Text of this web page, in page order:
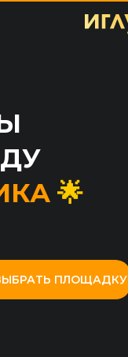
🌟
ПЛОЩАДКУ